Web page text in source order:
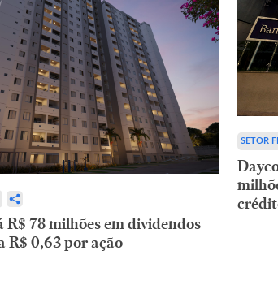
R$ 78 milhões em dividendos
R$ 0,63 por ação
SETOR